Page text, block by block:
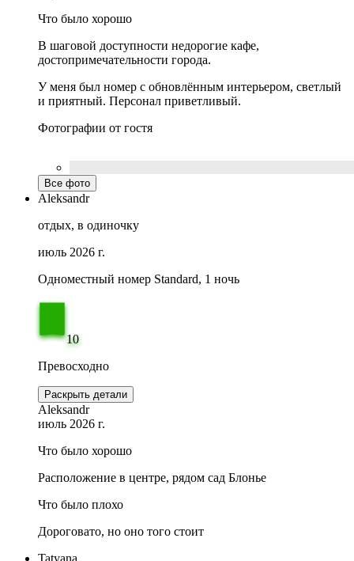
Что было хорошо
В шаговой доступности недорогие кафе,
достопримечательности города.
У меня был номер с обновлённым интерьером, светлый
и приятный. Персонал приветливый.
Фотографии от гостя
Все фото
Aleksandr
отдых, в одиночку
июль 2026 г.
Одноместный номер Standard, 1 ночь
10
Превосходно
Раскрыть детали
Aleksandr
июль 2026 г.
Что было хорошо
Расположение в центре, рядом сад Блонье
Что было плохо
Дороговато, но оно того стоит